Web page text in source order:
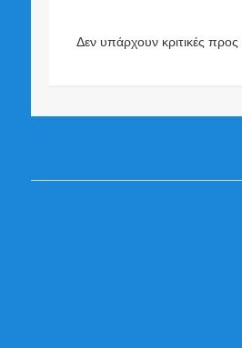
Δεν υπάρχουν κριτικές